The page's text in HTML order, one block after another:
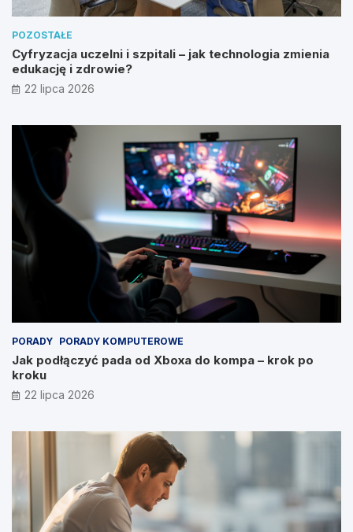
POZOSTAŁE
Cyfryzacja uczelni i szpitali – jak technologia zmienia
edukację i zdrowie?
22 lipca 2026
PORADY PORADY KOMPUTEROWE
Jak podłączyć pada od Xboxa do kompa – krok po
kroku
22 lipca 2026